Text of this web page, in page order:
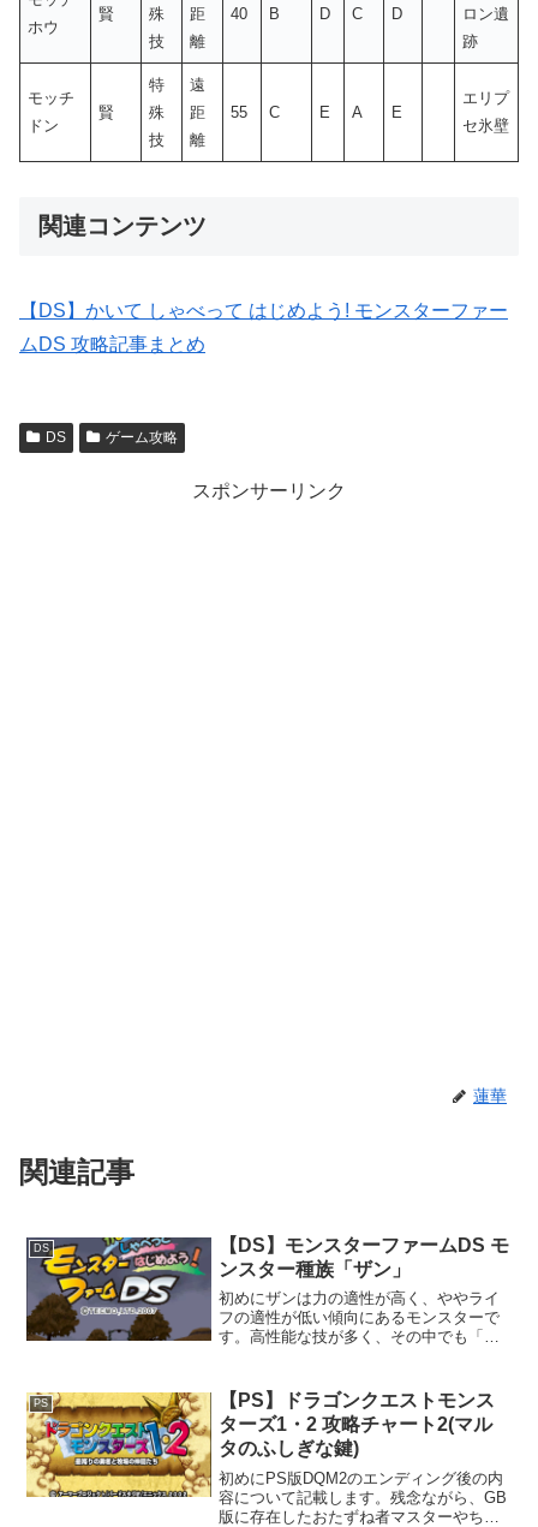
ホウ
賢
殊
技
距
離
40 B D C D
ロン遺
跡
モッチ
ドン
賢
特
殊
技
遠
距
離
55 C E A E
エリプ
セ氷壁
関連コンテンツ
【DS】かいて しゃべって はじめよう! モンスターファー
ムDS 攻略記事まとめ
DS ゲーム攻略
スポンサーリンク
蓮華
関連記事
DS
【DS】モンスターファームDS モ
ンスター種族「ザン」
初めにザンは力の適性が高く、ややライ
フの適性が低い傾向にあるモンスターで
す。高性能な技が多く、その中でも「メ
種族「ザン」再生条件ブリーダーランクB
以上のとき、カララ...
PS
【PS】ドラゴンクエストモンス
ターズ1・2 攻略チャート2(マル
タのふしぎな鍵)
初めにPS版DQM2のエンディング後の内
容について記載します。残念ながら、GB
版に存在したおたずね者マスターやちか